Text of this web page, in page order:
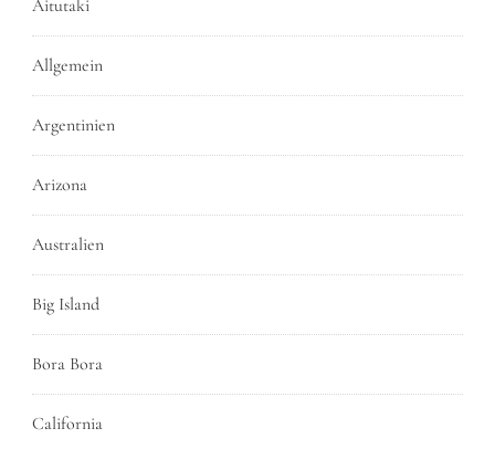
Aitutaki
Allgemein
Argentinien
Arizona
Australien
Big Island
Bora Bora
California